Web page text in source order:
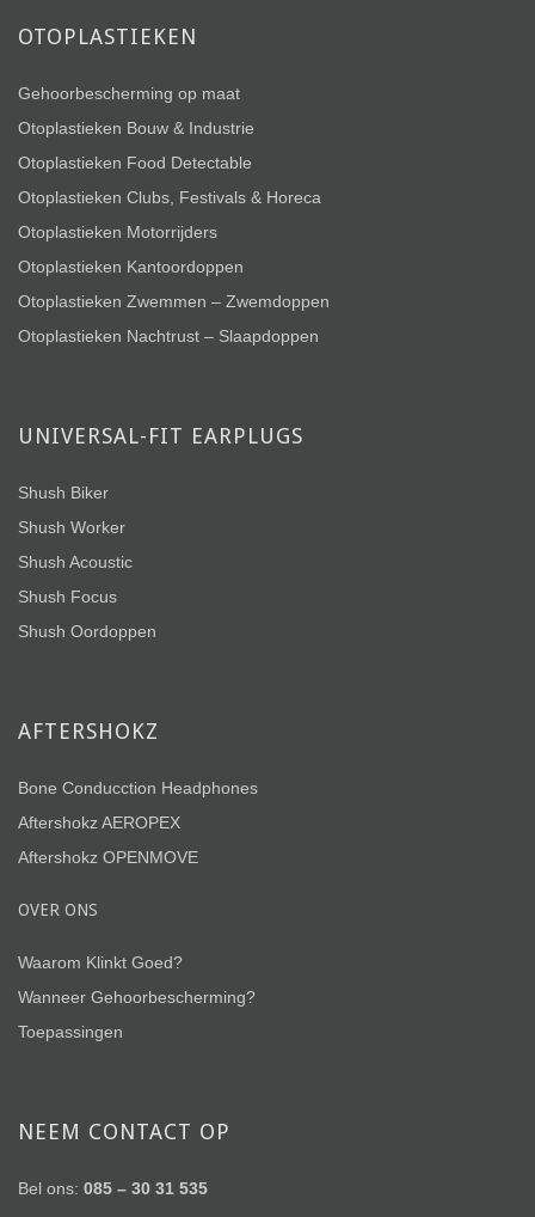
OTOPLASTIEKEN
Gehoorbescherming op maat
Otoplastieken Bouw & Industrie
Otoplastieken Food Detectable
Otoplastieken Clubs, Festivals & Horeca
Otoplastieken Motorrijders
Otoplastieken Kantoordoppen
Otoplastieken Zwemmen – Zwemdoppen
Otoplastieken Nachtrust – Slaapdoppen
UNIVERSAL-FIT EARPLUGS
Shush Biker
Shush Worker
Shush Acoustic
Shush Focus
Shush Oordoppen
AFTERSHOKZ
Bone Conducction Headphones
Aftershokz AEROPEX
Aftershokz OPENMOVE
OVER ONS
Waarom Klinkt Goed?
Wanneer Gehoorbescherming?
Toepassingen
NEEM CONTACT OP
Bel ons: 085 – 30 31 535